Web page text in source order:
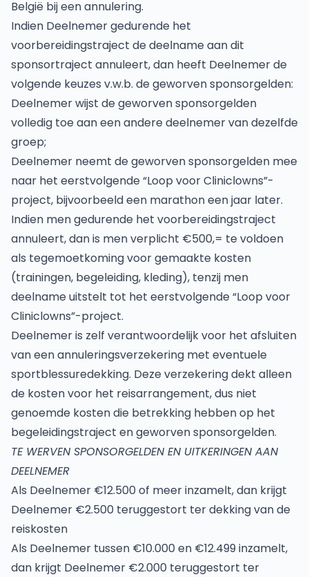
België bij een annulering.
Indien Deelnemer gedurende het
voorbereidingstraject de deelname aan dit
sponsortraject annuleert, dan heeft Deelnemer de
volgende keuzes v.w.b. de geworven sponsorgelden:
Deelnemer wijst de geworven sponsorgelden
volledig toe aan een andere deelnemer van dezelfde
groep;
Deelnemer neemt de geworven sponsorgelden mee
naar het eerstvolgende “Loop voor Cliniclowns”-
project, bijvoorbeeld een marathon een jaar later.
Indien men gedurende het voorbereidingstraject
annuleert, dan is men verplicht €500,= te voldoen
als tegemoetkoming voor gemaakte kosten
(trainingen, begeleiding, kleding), tenzij men
deelname uitstelt tot het eerstvolgende “Loop voor
Cliniclowns”-project.
Deelnemer is zelf verantwoordelijk voor het afsluiten
van een annuleringsverzekering met eventuele
sportblessuredekking. Deze verzekering dekt alleen
de kosten voor het reisarrangement, dus niet
genoemde kosten die betrekking hebben op het
begeleidingstraject en geworven sponsorgelden.
TE WERVEN SPONSORGELDEN EN UITKERINGEN AAN
DEELNEMER
Als Deelnemer €12.500 of meer inzamelt, dan krijgt
Deelnemer €2.500 teruggestort ter dekking van de
reiskosten
Als Deelnemer tussen €10.000 en €12.499 inzamelt,
dan krijgt Deelnemer €2.000 teruggestort ter